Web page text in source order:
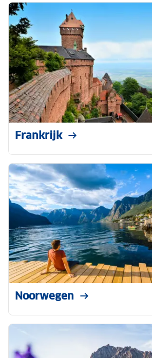
Frankrijk
Noorwegen